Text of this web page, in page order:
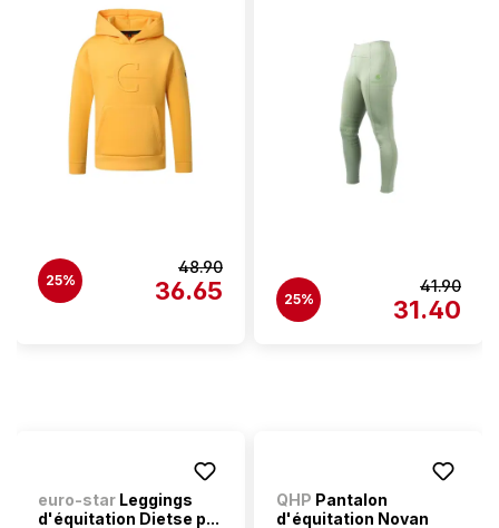
25%
48.90
36.65 25%
41.90
31.40
euro-star Leggings
d'équitation Dietse p...
QHP Pantalon
d'équitation Novan